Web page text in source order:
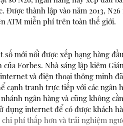
Được thành lập vào năm 2013,
ATM miễn phí trên toàn thế giới.
số mới nổi được xếp hạng hàng
của Forbes. Nhà sáng lập kiêm
và điện thoại thông minh
cạnh tranh trực tiếp với các ngân
ngân hàng và cũng không
dụng internet để có được khách
phí thấp hơn và trải nghiệm